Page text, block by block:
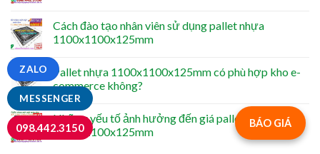
Cách đào tạo nhân viên sử dụng pallet nhựa
1100x1100x125mm
Pallet nhựa 1100x1100x125mm có phù hợp kho e-
commerce không?
Những yếu tố ảnh hưởng đến giá pallet nhựa
1100x1100x125mm
BÁO GIÁ
MESSENGER
ZALO
098.442.3150